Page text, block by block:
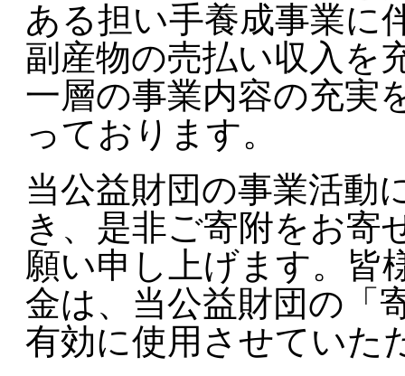
ある担い手養成事業に
副産物の売払い収入を
一層の事業内容の充実
っております。
当公益財団の事業活動
き、是非ご寄附をお寄
願い申し上げます。皆
金は、当公益財団の「
有効に使用させていた